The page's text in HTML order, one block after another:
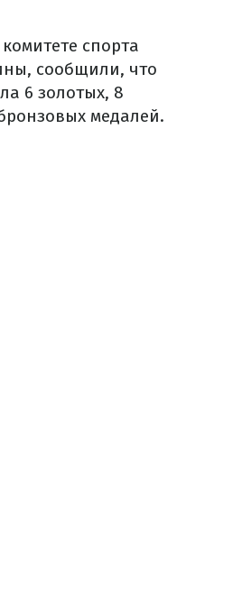
спорта
сообщили, что
6 золотых, 8
медалей.